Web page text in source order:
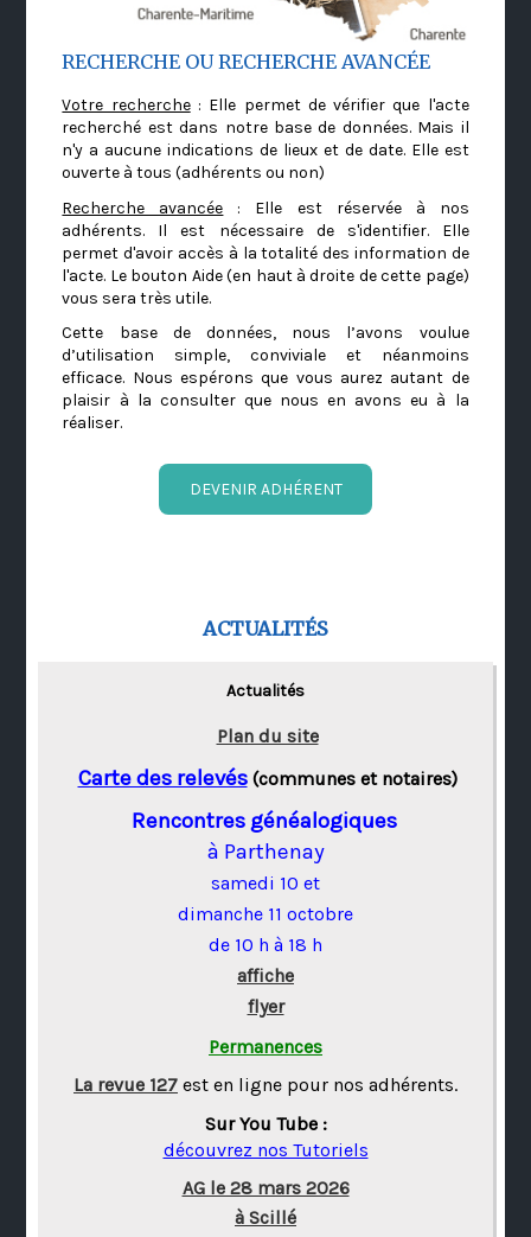
RECHERCHE OU RECHERCHE AVANCÉE
Votre recherche: Elle permet de vérifier que l'acte
recherché est dans notre base de données. Mais il
n'y a aucune indications de lieux et de date. Elle est
ouverte à tous (adhérents ou non)
Recherche avancée : Elle est réservée à nos
adhérents. Il est nécessaire de s'identifier. Elle
permet d'avoir accès à la totalité des information de
l'acte. Le bouton Aide (en haut à droite de cette page)
vous sera très utile.
Cette base de données, nous l’avons voulue
d’utilisation simple, conviviale et néanmoins
efficace. Nous espérons que vous aurez autant de
plaisir à la consulter que nous en avons eu à la
réaliser.
DEVENIR ADHÉRENT
ACTUALITÉS
Actualités
Plan du site
Carte des relevés(communes et notaires)
Rencontres généalogiques
à Parthenay
samedi 10 et
dimanche 11 octobre
de 10 h à 18 h
affiche
flyer
Permanences
La revue 127 est en ligne pour nos adhérents.
Sur You Tube :
découvrez nos Tutoriels
AG le 28 mars 2026
à Scillé